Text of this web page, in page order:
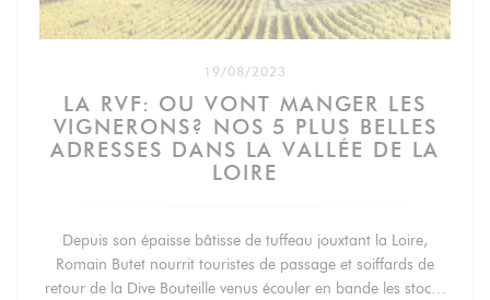
19/08/2023
LA RVF: OU VONT MANGER LES
VIGNERONS? NOS 5 PLUS BELLES
ADRESSES DANS LA VALLÉE DE LA
LOIRE
Depuis son épaisse bâtisse de tuffeau jouxtant la Loire,
Romain Butet nourrit touristes de passage et soiffards de
retour de la Dive Bouteille venus écouler en bande les stocks